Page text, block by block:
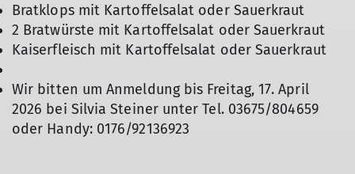
Bratklops mit Kartoffelsalat oder Sauerkraut
2 Bratwürste mit Kartoffelsalat oder Sauerkraut
Kaiserfleisch mit Kartoffelsalat oder Sauerkraut
Wir bitten um Anmeldung bis Freitag, 17. April
2026 bei Silvia Steiner unter Tel. 03675/804659
oder Handy: 0176/92136923